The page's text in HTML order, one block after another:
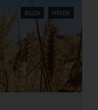
BÚZA HÍREK